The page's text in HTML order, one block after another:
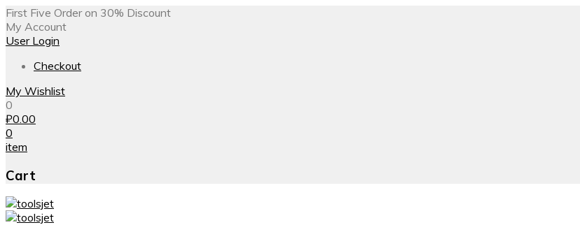
First Five Order on 30% Discount
My Account
User Login
Checkout
My Wishlist
0
₽0.00
0
item
Cart